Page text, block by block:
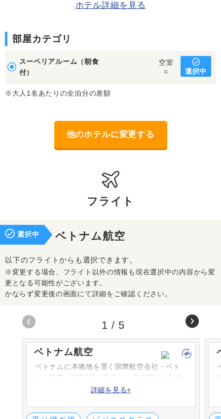
ホテル詳細を見る
部屋カテゴリ
スーペリアルーム（朝食
付）
空室
○
選択中
※大人1名あたりの全泊分の差額
他のホテルに変更する
フライト
選択中 ベトナム航空
以下のフライトからも選択できます。
※変更する場合、フライト以外の情報も現在選択中の内容から変
更となる可能性がございます。
かならず変更後の画面にて詳細をご確認ください。
ベトナム航空
ベトナムに本拠地を置く国際航空会社・ベト
ナム航空。1956年に設立し、きめ細やかなサ
ービスとあたたかいもてなしが定評。「スカ
トワークを広げています。
詳細を見る+
1 / 5